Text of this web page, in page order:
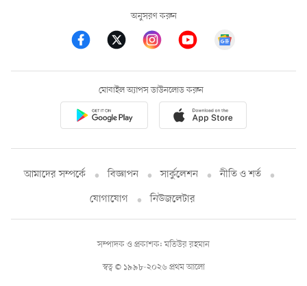
অনুসরণ করুন
মোবাইল অ্যাপস ডাউনলোড করুন
আমাদের সম্পর্কে বিজ্ঞাপন সার্কুলেশন
নীতি ও শর্ত
যোগাযোগ
নিউজলেটার
স্বত্ব © ১৯৯৮-২০২৬ প্রথম আলো
সম্পাদক ও প্রকাশক: মতিউর রহমান